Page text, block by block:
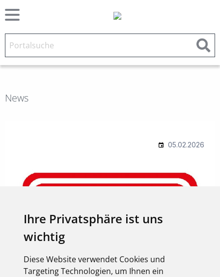
Ihre Privatsphäre ist uns
wichtig
Diese Website verwendet Cookies und
Targeting Technologien, um Ihnen ein
News